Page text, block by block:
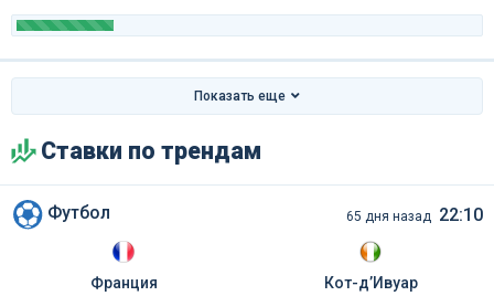
Показать еще
Ставки по трендам
Футбол 65 дня назад 22:10
Франция Кот-д’Ивуар